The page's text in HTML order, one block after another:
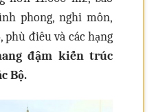
phong, nghi môn,
phù điêu và các hạng
đậm kiến trúc
Bộ.